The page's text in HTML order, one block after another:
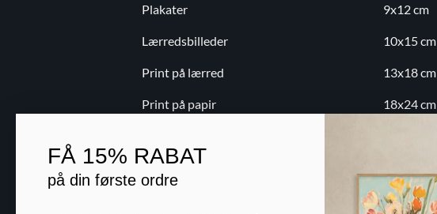
Plakater
Lærredsbilleder
Print på lærred
Print på papir
Blog
9x12 cm
10x15 cm
13x18 cm
18x24 cm
30x30 cm
FÅ 15% RABAT
på din første ordre